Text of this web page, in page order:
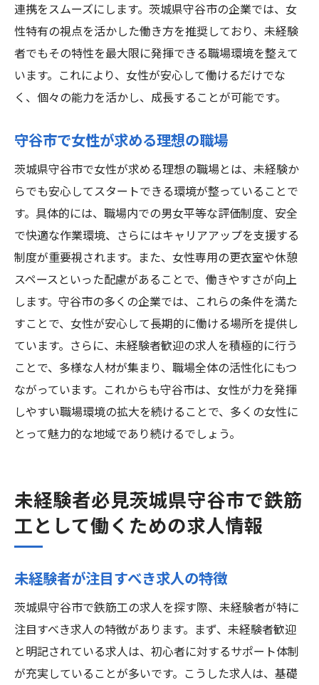
連携をスムーズにします。茨城県守谷市の企業では、女
性特有の視点を活かした働き方を推奨しており、未経験
者でもその特性を最大限に発揮できる職場環境を整えて
います。これにより、女性が安心して働けるだけでな
く、個々の能力を活かし、成長することが可能です。
守谷市で女性が求める理想の職場
茨城県守谷市で女性が求める理想の職場とは、未経験か
らでも安心してスタートできる環境が整っていることで
す。具体的には、職場内での男女平等な評価制度、安全
で快適な作業環境、さらにはキャリアアップを支援する
制度が重要視されます。また、女性専用の更衣室や休憩
スペースといった配慮があることで、働きやすさが向上
します。守谷市の多くの企業では、これらの条件を満た
すことで、女性が安心して長期的に働ける場所を提供し
ています。さらに、未経験者歓迎の求人を積極的に行う
ことで、多様な人材が集まり、職場全体の活性化にもつ
ながっています。これからも守谷市は、女性が力を発揮
しやすい職場環境の拡大を続けることで、多くの女性に
とって魅力的な地域であり続けるでしょう。
未経験者必見茨城県守谷市で鉄筋
工として働くための求人情報
未経験者が注目すべき求人の特徴
茨城県守谷市で鉄筋工の求人を探す際、未経験者が特に
注目すべき求人の特徴があります。まず、未経験者歓迎
と明記されている求人は、初心者に対するサポート体制
が充実していることが多いです。こうした求人は、基礎